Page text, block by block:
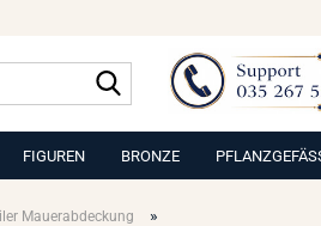
Suche...
FIGUREN BRONZE
Mauerabdeckung »